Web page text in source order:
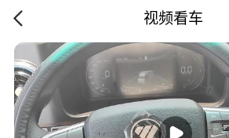
视频看车